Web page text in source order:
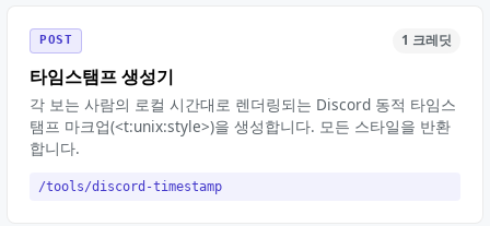
POST 1 크레딧
타임스탬프 생성기
각 보는 사람의 로컬 시간대로 렌더링되는 Discord 동적 타임스
탬프 마크업(<t:unix:style>)을 생성합니다. 모든 스타일을 반환
합니다.
/tools/discord-timestamp